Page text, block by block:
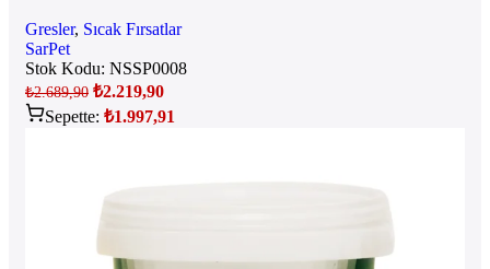
Gresler, Sıcak Fırsatlar
SarPet
Stok Kodu: NSSP0008
₺2.689,90 ₺2.219,90
Sepette: ₺1.997,91